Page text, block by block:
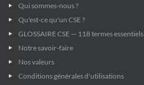
Qui sommes-nous ?
Qu'est-ce qu'un CSE ?
GLOSSAIRE CSE — 118 termes essentiels
Notre savoir-faire
Nos valeurs
Conditions générales d'utilisations